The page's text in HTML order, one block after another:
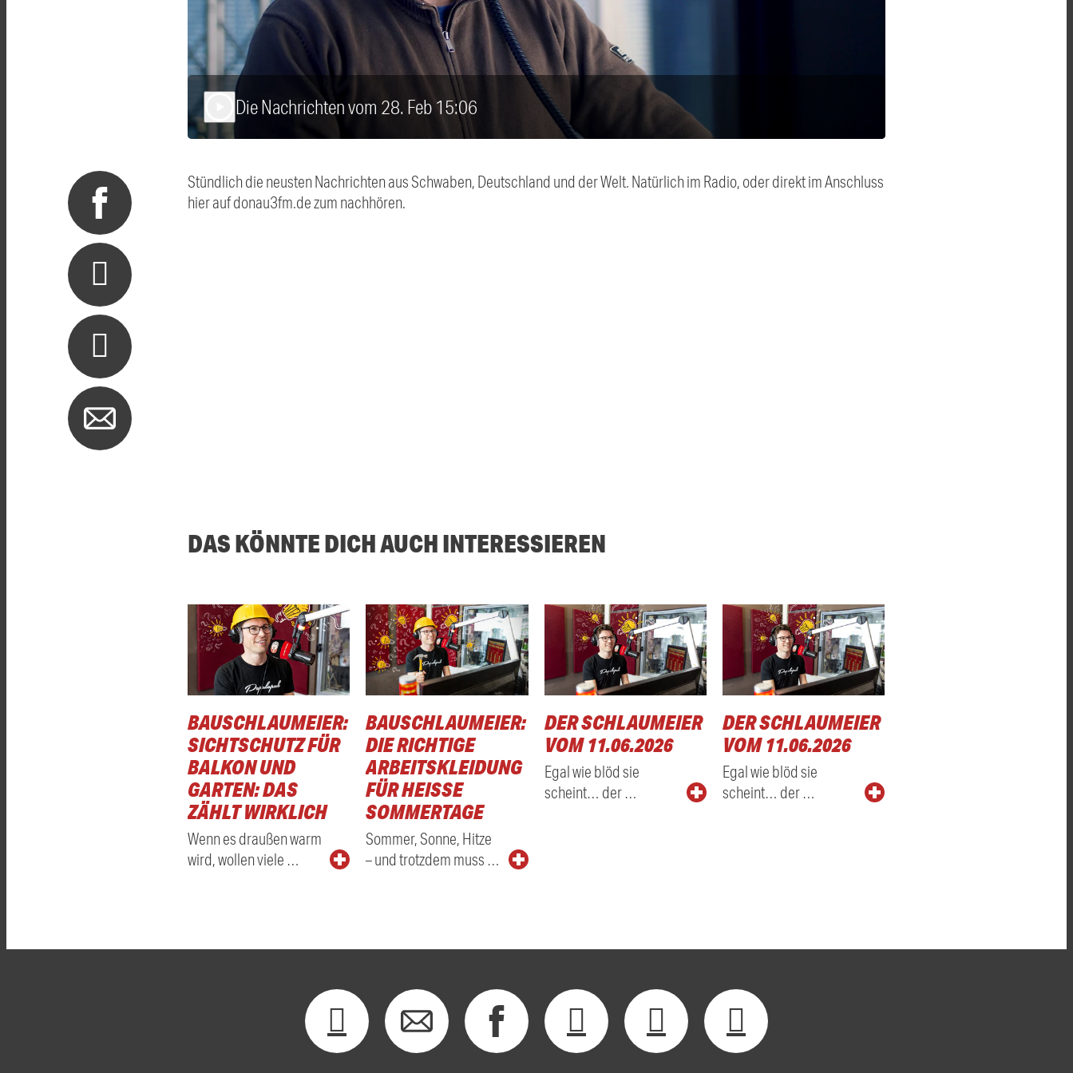
Die Nachrichten vom 28. Feb 15:06
Stündlich die neusten Nachrichten aus Schwaben, Deutschland und der Welt. Natürlich im Radio, oder direkt im Anschluss
hier auf donau3fm.de zum nachhören.
DAS KÖNNTE DICH AUCH INTERESSIEREN
BAUSCHLAUMEIER:
SICHTSCHUTZ FÜR
BALKON UND
GARTEN: DAS
ZÄHLT WIRKLICH
Wenn es draußen warm
wird, wollen viele …
BAUSCHLAUMEIER:
DIE RICHTIGE
ARBEITSKLEIDUNG
FÜR HEISSE S
OMMERTAGE
Sommer, Sonne, Hitze
– und trotzdem muss …
DER SCHLAUMEIER
VOM 11.06.2026
Egal wie blöd sie
scheint… der …
DER SCHLAUMEIER
VOM 11.06.2026
Egal wie blöd sie
scheint… der …